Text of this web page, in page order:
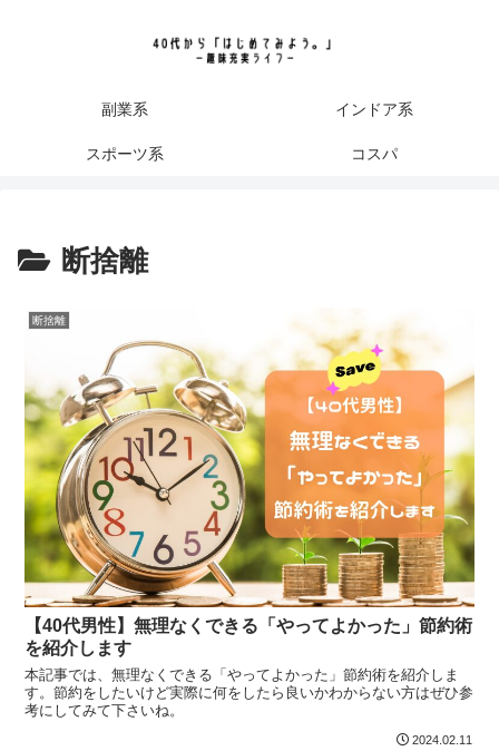
副業系 インドア系
スポーツ系 コスパ
断捨離
断捨離
【40代男性】無理なくできる「やってよかった」節約術
を紹介します
本記事では、無理なくできる「やってよかった」節約術を紹介しま
す。節約をしたいけど実際に何をしたら良いかわからない方はぜひ参
考にしてみて下さいね。
2024.02.11